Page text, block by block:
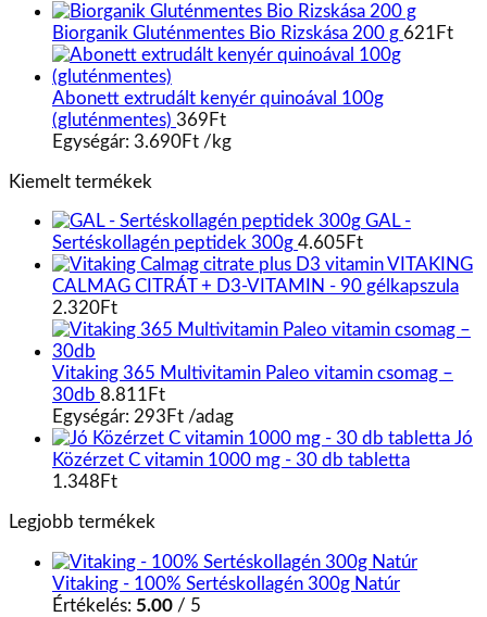
Biorganik Gluténmentes Bio Rizskása 200 g 621 Ft
Abonett extrudált kenyér quinoával 100g
(gluténmentes) 369 Ft
Egységár: 3.690Ft /kg
Kiemelt termékek
GAL -
Sertéskollagén peptidek 300g 4.605 Ft
VITAKING
CALMAG CITRÁT + D3-VITAMIN - 90 gélkapszula
2.320Ft
Vitaking 365 Multivitamin Paleo vitamin csomag –
30db 8.811 Ft
Egységár: 293 Ft /adag
Jó
Közérzet C vitamin 1000 mg - 30 db tabletta
1.348 Ft
Legjobb termékek
Vitaking - 100% Sertéskollagén 300g Natúr
Értékelés: 5.00 / 5